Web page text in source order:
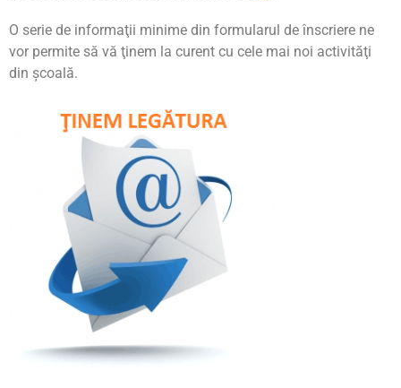
O serie de informaţii minime din formularul de înscriere ne
vor permite să vă ţinem la curent cu cele mai noi activităţi
din şcoală.